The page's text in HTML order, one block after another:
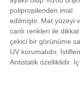
polipropilenden imal
edilmiştir. Mat yüzeyi
canlı renkleri ile dikkat
çekici bir görünüme
UV korumalıdır.
Antistatik özelliklidir.